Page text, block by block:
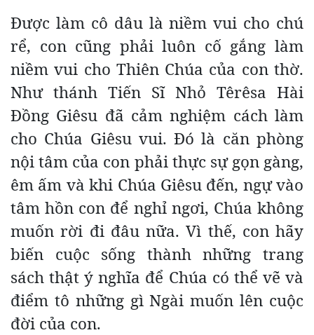
Được làm cô dâu là niềm vui cho chú
rể, con cũng phải luôn cố gắng làm
niềm vui cho Thiên Chúa của con thờ.
Như thánh Tiến Sĩ Nhỏ Têrêsa Hài
Đồng Giêsu đã cảm nghiệm cách làm
cho Chúa Giêsu vui. Đó là căn phòng
nội tâm của con phải thực sự gọn gàng,
êm ấm và khi Chúa Giêsu đến, ngự vào
tâm hồn con để nghỉ ngơi, Chúa không
muốn rời đi đâu nữa. Vì thế, con hãy
biến cuộc sống thành những trang
sách thật ý nghĩa để Chúa có thể vẽ và
điểm tô những gì Ngài muốn lên cuộc
đời của con.